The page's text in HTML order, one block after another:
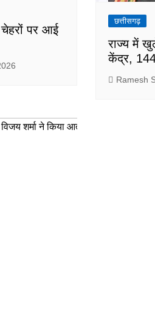
पर आई
छत्तीसगढ़
राज्य में
केंद्र, 144
Ramesh